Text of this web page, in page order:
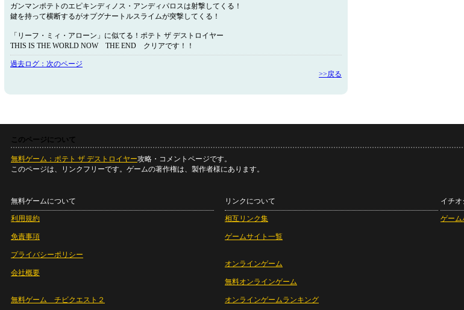
ガンマンポテトのエピキンディノス・アンディパロスは射撃してくる！
鍵を持って横断するがオプグナートルスライムが突撃してくる！
「リーフ・ミィ・アローン」に似てる！ポテト ザ デストロイヤー
THIS IS THE WORLD NOW THE END クリアです！！
過去ログ：次のページ
>>戻る
このページについて
無料ゲーム：ポテト ザ デストロイヤー攻略・コメントページです。
このページは、リンクフリーです。ゲームの著作権は、製作者様にあります。
無料ゲームについて
利用規約
免責事項
プライバシーポリシー
会社概要
無料ゲーム チビクエスト２
リンクについて
相互リンク集
ゲームサイト一覧
オンラインゲーム
無料オンラインゲーム
オンラインゲームランキング
イチ
ゲーム